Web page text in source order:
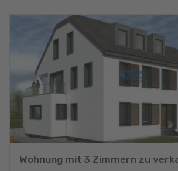
Wohnung mit 3 Zimmern zu